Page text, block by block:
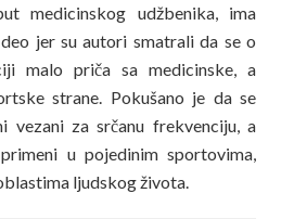
medicinskog udžbenika, ima
jer su autori smatrali da se o
malo priča sa medicinske, a
strane. Pokušano je da se
vezani za srčanu frekvenciju, a
u pojedinim sportovima,
ljudskog života.